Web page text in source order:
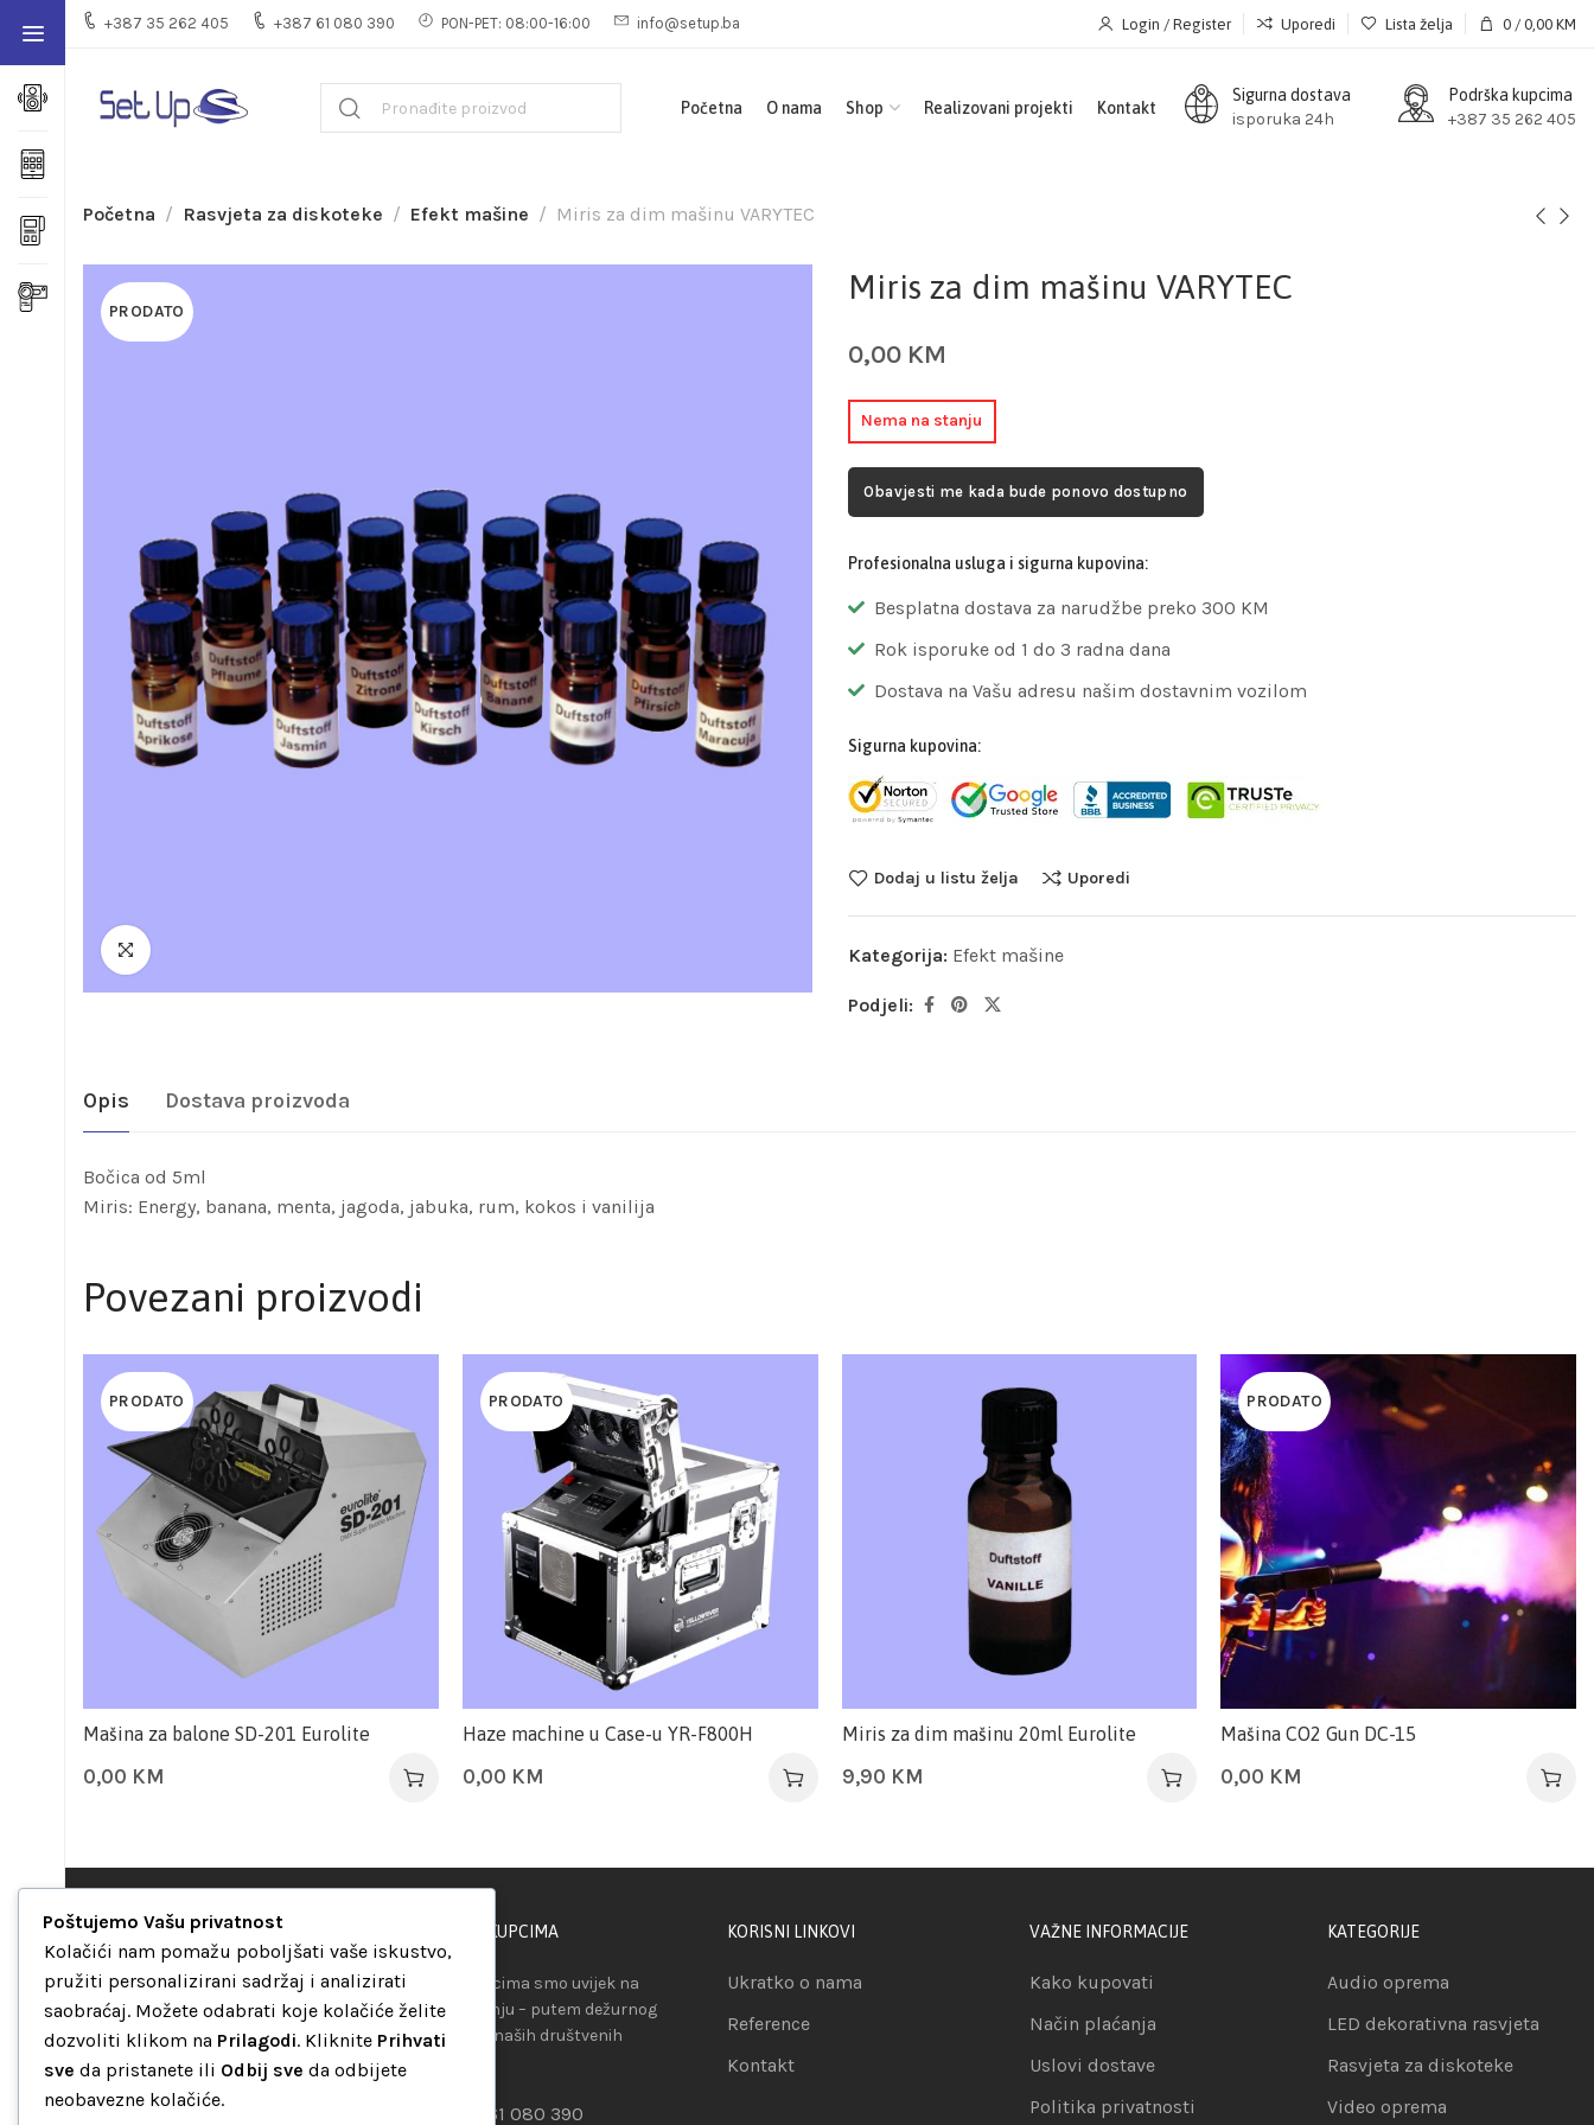
+387 35 262 405 +387 61 080 390 PON-PET: 08:00-16:00 info@setup.ba Login / Register Uporedi Lista želja 0 / 0,00 KM
Početna O nama Shop Realizovani projekti Kontakt
Sigurna dostava
isporuka 24h
Podrška kupcima
+387 35 262 405
Početna Rasvjeta za diskoteke Efekt mašine Miris za dim mašinu VARYTEC
PRODATO
Miris za dim mašinu VARYTEC
0,00 KM
Nema na stanju
Obavjesti me kada bude ponovo dostupno
Profesionalna usluga i sigurna kupovina:
Besplatna dostava za narudžbe preko 300 KM
Rok isporuke od 1 do 3 radna dana
Dostava na Vašu adresu našim dostavnim vozilom
Sigurna kupovina:
Dodaj u listu želja Uporedi
Kategorija: Efekt mašine
Podjeli:
Opis Dostava proizvoda
Bočica od 5ml
Miris: Energy, banana, menta, jagoda, jabuka, rum, kokos i vanilija
Povezani proizvodi
PRODATO
Mašina za balone SD-201 Eurolite
0,00 KM
PRODATO
Haze machine u Case-u YR-F800H
0,00 KM
Miris za dim mašinu 20ml Eurolite
9,90 KM
PRODATO
Mašina CO2 Gun DC-15
0,00 KM
“Set Up S” d.o.o.
Maršala Tita b.b.
Avaz Robot centar
75000 Tuzla
Bosna i Hercegovina
+387 35 262 405
PODRŠKA KUPCIMA
Našim kupcima smo uvijek na
raspolaganju – putem dežurnog
telefona ili naših društvenih
+387 61 080 390
KORISNI LINKOVI
Ukratko o nama
Reference
Kontakt
VAŽNE INFORMACIJE
Kako kupovati
Način plaćanja
Uslovi dostave
Politika privatnosti
KATEGORIJE
Audio oprema
LED dekorativna rasvjeta
Rasvjeta za diskoteke
Video oprema
Poštujemo Vašu privatnost
Kolačići nam pomažu poboljšati vaše iskustvo,
pružiti personalizirani sadržaj i analizirati
saobraćaj. Možete odabrati koje kolačiće želite
dozvoliti klikom na Prilagodi. Kliknite Prihvati
sve da pristanete ili Odbij sve da odbijete
neobavezne kolačiće.